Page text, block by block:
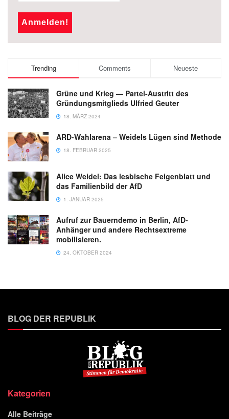
Trending Comments Neueste
Grüne und Krieg — Partei-Austritt des
Gründungsmitglieds Ulfried Geuter
18. MÄRZ 2024
ARD-Wahlarena – Weidels Lügen sind Methode
18. FEBRUAR 2025
Alice Weidel: Das lesbische Feigenblatt und
das Familienbild der AfD
1. JANUAR 2025
Aufruf zur Bauerndemo in Berlin, AfD-
Anhänger und andere Rechtsextreme
mobilisieren.
24. OKTOBER 2024
BLOG DER REPUBLIK
Kategorien
Alle Beiträge